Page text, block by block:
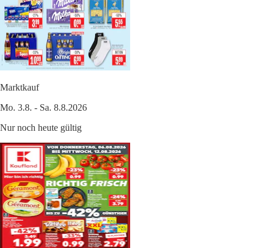
Marktkauf
Mo. 3.8. - Sa. 8.8.2026
Nur noch heute gültig